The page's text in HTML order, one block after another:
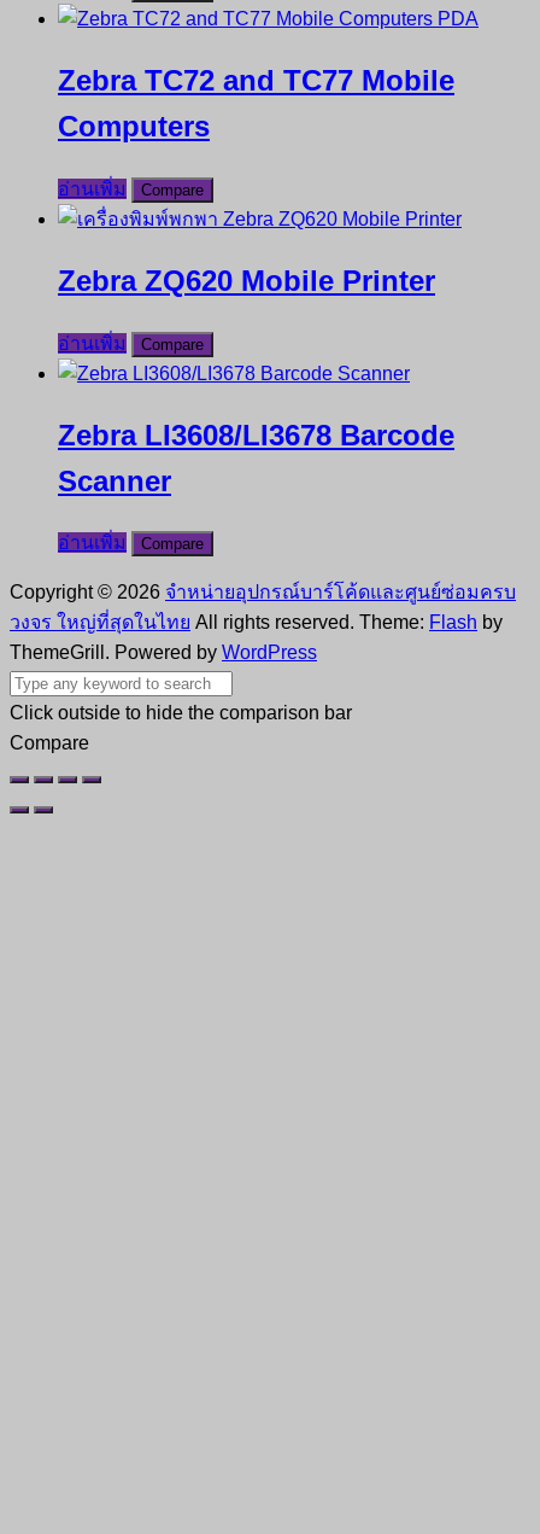
Zebra TC72 and TC77 Mobile
Computers
อ่านเพิ่ม Compare
Zebra ZQ620 Mobile Printer
อ่านเพิ่ม Compare
Zebra LI3608/LI3678 Barcode
Scanner
อ่านเพิ่ม Compare
Copyright © 2026 จำหน่ายอุปกรณ์บาร์โค้ดและศูนย์ซ่อมครบ
วงจร ใหญ่ที่สุดในไทย All rights reserved. Theme: Flash by
ThemeGrill. Powered by WordPress
Click outside to hide the comparison bar
Compare